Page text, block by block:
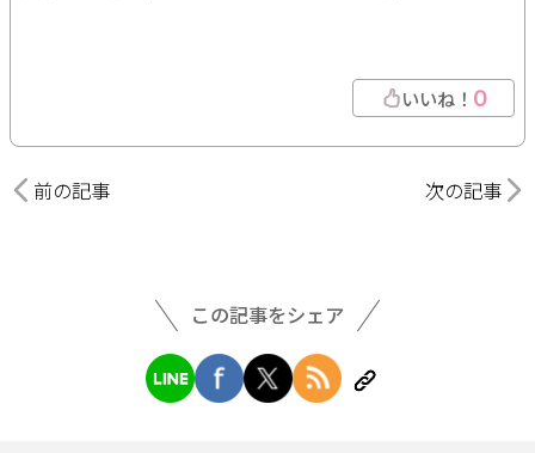
いいね！ 0
前の記事 次の記事
この記事をシェア